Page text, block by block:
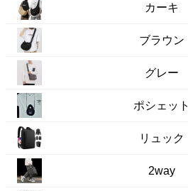
カーキ
ブラウン
グレー
ポシェット
リュック
2way